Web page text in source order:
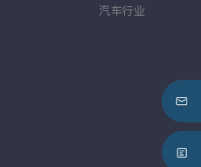
汽车行业